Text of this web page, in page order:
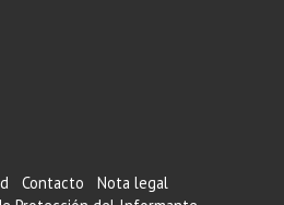
Contacto
Nota legal